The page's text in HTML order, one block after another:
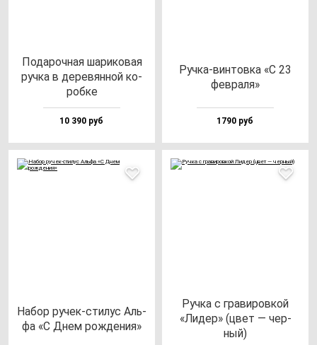
Пода­роч­ная ша­ри­ко­вая
руч­ка в де­ре­вян­ной ко­
роб­ке
10 390 руб
Руч­ка-вин­тов­ка «С 23
фев­ра­ля»
1790 руб
Набор ру­чек-сти­лус Аль­
фа «С Днем рож­де­ния»
Руч­ка с гра­ви­ров­кой
«Лидер» (цвет — чер­
ный)